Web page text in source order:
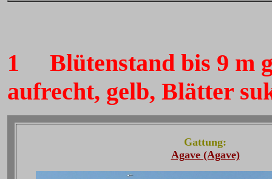
1 Blütenstand bis 9 m
aufrecht, gelb, Blätter
Gattung:
Agave (Agave)